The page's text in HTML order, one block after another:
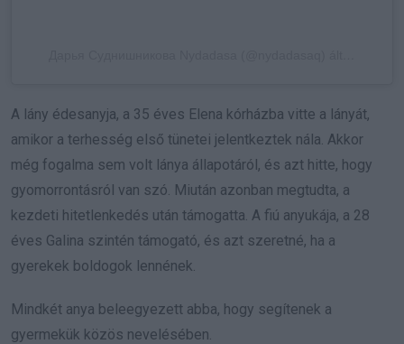
A lány édesanyja, a 35 éves Elena kórházba vitte a lányát,
amikor a terhesség első tünetei jelentkeztek nála. Akkor
még fogalma sem volt lánya állapotáról, és azt hitte, hogy
gyomorrontásról van szó. Miután azonban megtudta, a
kezdeti hitetlenkedés után támogatta. A fiú anyukája, a 28
éves Galina szintén támogató, és azt szeretné, ha a
gyerekek boldogok lennének.
Mindkét anya beleegyezett abba, hogy segítenek a
gyermekük közös nevelésében.